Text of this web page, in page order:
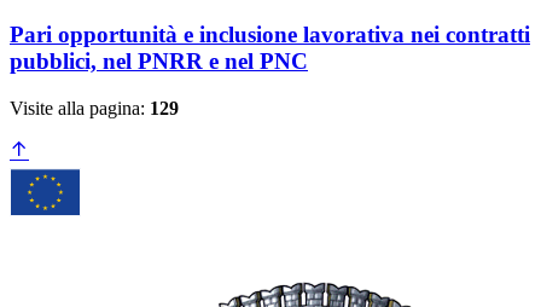
Pari opportunità e inclusione lavorativa nei contratti
pubblici, nel PNRR e nel PNC
Visite alla pagina: 129